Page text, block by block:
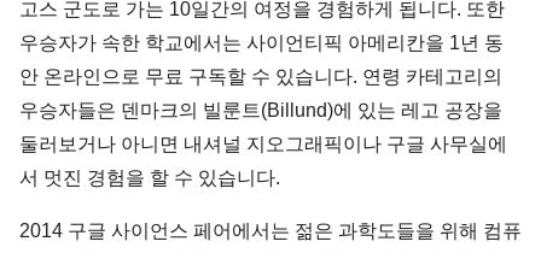
고스 군도로 가는 10일간의 여정을 경험하게 됩니다. 또한
우승자가 속한 학교에서는 사이언티픽 아메리칸을 1년 동
안 온라인으로 무료 구독할 수 있습니다. 연령 카테고리의
우승자들은 덴마크의 빌룬트(Billund)에 있는 레고 공장을
둘러보거나 아니면 내셔널 지오그래픽이나 구글 사무실에
서 멋진 경험을 할 수 있습니다.
2014 구글 사이언스 페어에서는 젊은 과학도들을 위해 컴퓨